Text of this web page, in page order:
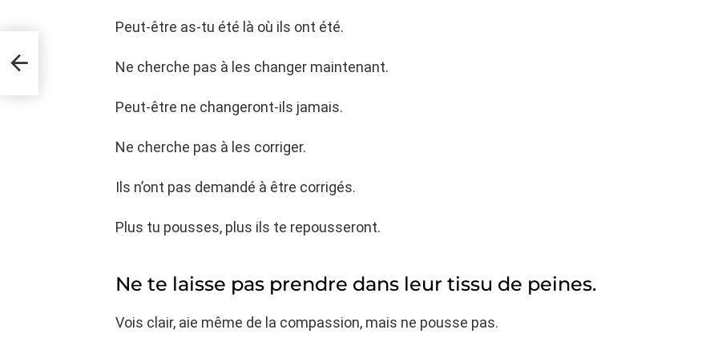
Peut-être as-tu été là où ils ont été.
Ne cherche pas à les changer maintenant.
Peut-être ne changeront-ils jamais.
Ne cherche pas à les corriger.
Ils n’ont pas demandé à être corrigés.
Plus tu pousses, plus ils te repousseront.
Ne te laisse pas prendre dans leur tissu de peines.
Vois clair, aie même de la compassion, mais ne pousse pas.